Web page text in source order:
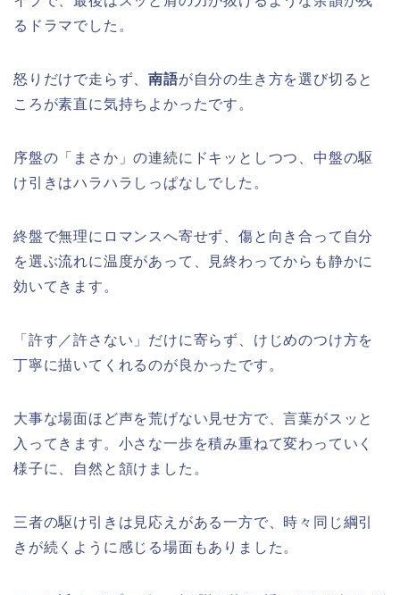
るドラマでした。
怒りだけで走らず、南語が自分の生き方を選び切ると
ころが素直に気持ちよかったです。
序盤の「まさか」の連続にドキッとしつつ、中盤の駆
け引きはハラハラしっぱなしでした。
終盤で無理にロマンスへ寄せず、傷と向き合って自分
を選ぶ流れに温度があって、見終わってからも静かに
効いてきます。
「許す／許さない」だけに寄らず、けじめのつけ方を
丁寧に描いてくれるのが良かったです。
大事な場面ほど声を荒げない見せ方で、言葉がスッと
入ってきます。小さな一歩を積み重ねて変わっていく
様子に、自然と頷けました。
三者の駆け引きは見応えがある一方で、時々同じ綱引
きが続くように感じる場面もありました。